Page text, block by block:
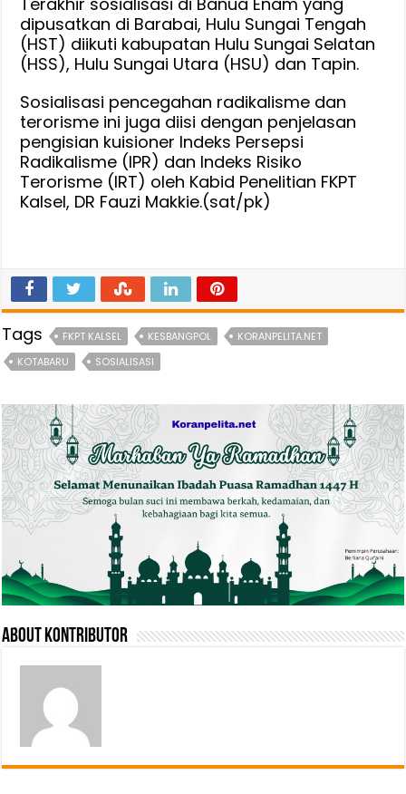
dipusatkan di Barabai, Hulu Sungai Tengah
(HST) diikuti kabupatan Hulu Sungai Selatan
(HSS), Hulu Sungai Utara (HSU) dan Tapin.
Sosialisasi pencegahan radikalisme dan
terorisme ini juga diisi dengan penjelasan
pengisian kuisioner Indeks Persepsi
Radikalisme (IPR) dan Indeks Risiko
Terorisme (IRT) oleh Kabid Penelitian FKPT
Kalsel, DR Fauzi Makkie.(sat/pk)
Tags FKPT KALSEL KESBANGPOL
KORANPELITA.NET
KOTABARU
SOSIALISASI
About Kontributor